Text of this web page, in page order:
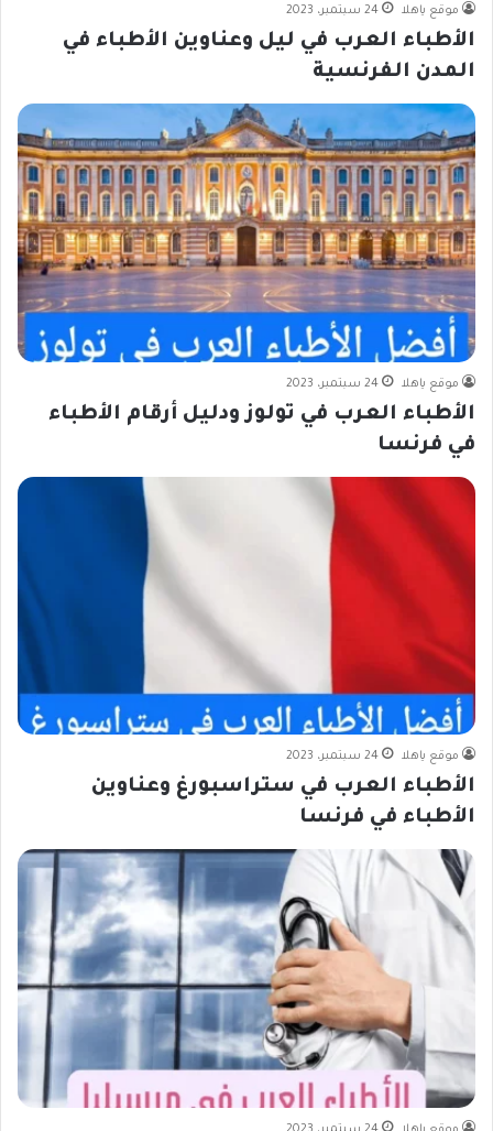
موقع ياهلا 24 سبتمبر، 2023
الأطباء العرب في ليل وعناوين الأطباء في
المدن الفرنسية
موقع ياهلا 24 سبتمبر، 2023
الأطباء العرب في تولوز ودليل أرقام الأطباء
في فرنسا
موقع ياهلا 24 سبتمبر، 2023
الأطباء العرب في ستراسبورغ وعناوين
الأطباء في فرنسا